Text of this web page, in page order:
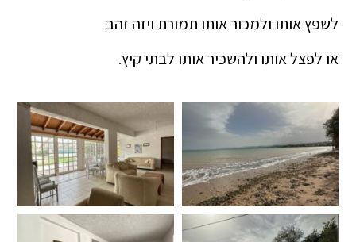
לשפץ אותו ולמכור אותו תמורת ויזה זהב
או לפצל אותו ולהשכיר אותו לבתי קיץ.